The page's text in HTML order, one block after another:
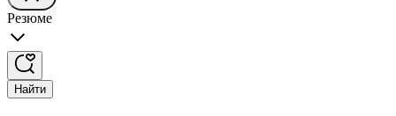
Резюме
Найти